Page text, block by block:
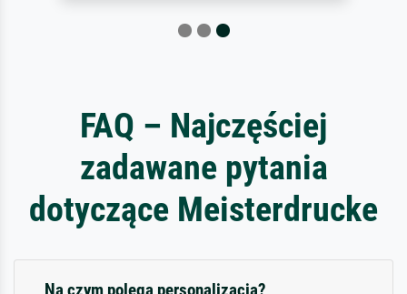
FAQ – Najczęściej
zadawane pytania
dotyczące Meisterdrucke